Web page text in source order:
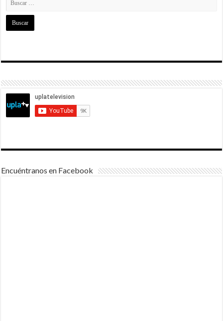
Encuéntranos en Facebook